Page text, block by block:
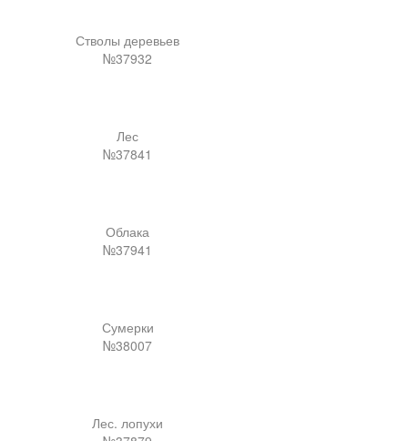
Стволы деревьев
№37932
Лес
№37841
Облака
№37941
Сумерки
№38007
Лес. лопухи